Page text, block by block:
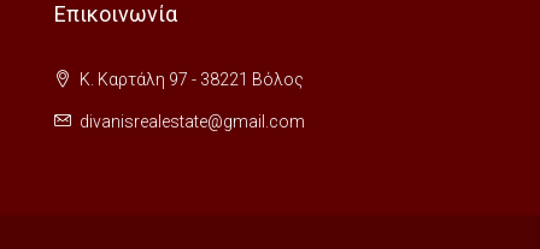
Επικοινωνία
Κ. Καρτάλη 97 - 38221 Βόλος
divanisrealestate@gmail.com